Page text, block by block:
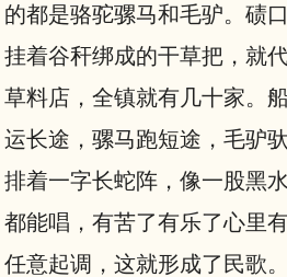
的都是骆驼骡马和毛驴。碛
挂着谷秆绑成的干草把，就
草料店，全镇就有几十家。
运长途，骡马跑短途，毛驴
排着一字长蛇阵，像一股黑
都能唱，有苦了有乐了心里
任意起调，这就形成了民歌